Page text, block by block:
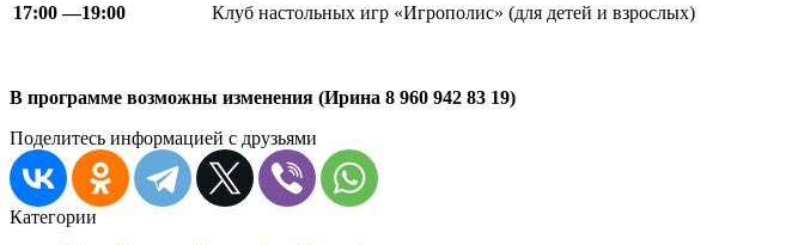
17:00 —19:00 Клуб настольных игр «Игрополис» (для детей и взрослых)
В программе возможны изменения (Ирина 8 960 942 83 19)
Поделитесь информацией с друзьями
Категории